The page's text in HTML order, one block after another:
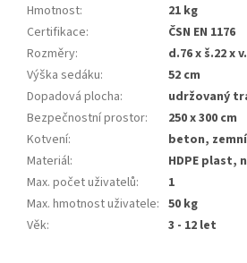
Hmotnost:
21 kg
Certifikace:
ČSN EN 1176
Rozměry:
d.76 x š.22 x
Výška sedáku:
52 cm
Dopadová plocha:
udržovaný
Bezpečnostní prostor:
250 x 300 cm
Kotvení:
beton,
Materiál:
HDPE plast,
Max. počet uživatelů:
1
Max. hmotnost uživatele: 50 kg
Věk: 3 - 12 let